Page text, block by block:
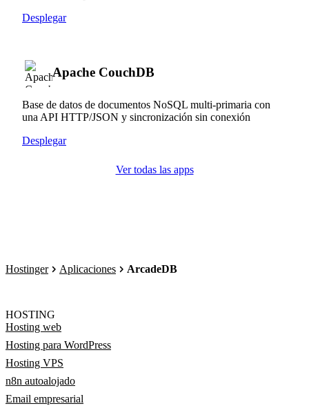
Desplegar
Apache CouchDB
Base de datos de documentos NoSQL multi-primaria con
una API HTTP/JSON y sincronización sin conexión
Desplegar
Ver todas las apps
Hostinger Aplicaciones ArcadeDB
HOSTING
Hosting web
Hosting para WordPress
Hosting VPS
n8n autoalojado
Email empresarial